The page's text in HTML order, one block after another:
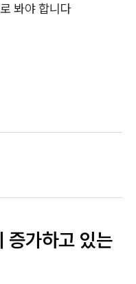
봐야 합니다
가하고 있는